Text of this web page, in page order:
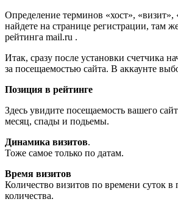
Определение терминов «хост»,
найдете на странице регистрации, там
рейтинга mail.ru .
Итак, сразу после установки счетчика
за посещаемостью сайта. В аккаунте
Позиция в рейтинге
Здесь увидите посещаемость вашего
месяц, спады и подьемы.
Динамика визитов.
Тоже самое только по датам.
Время визитов
Количество визитов по времени суток в
количества.